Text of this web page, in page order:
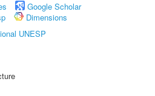
Google Scholar
Dimensions
UNESP